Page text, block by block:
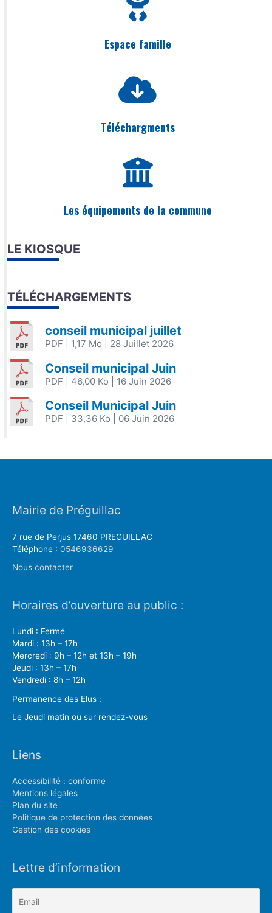
Espace famille
Téléchargments
Les équipements de la commune
LE KIOSQUE
TÉLÉCHARGEMENTS
conseil municipal juillet
PDF | 1,17 Mo | 28 Juillet 2026
Conseil municipal Juin
PDF | 46,00 Ko | 16 Juin 2026
Conseil Municipal Juin
PDF | 33,36 Ko | 06 Juin 2026
Mairie de Préguillac
7 rue de Perjus 17460 PREGUILLAC
Téléphone : 0546936629
Nous contacter
Horaires d’ouverture au public :
Lundi : Fermé
Mardi : 13h – 17h
Mercredi : 9h – 12h et 13h – 19h
Jeudi : 13h – 17h
Vendredi : 8h – 12h
Permanence des Elus :
Le Jeudi matin ou sur rendez-vous
Liens
Accessibilité : conforme
Mentions légales
Plan du site
Politique de protection des données
Gestion des cookies
Lettre d’information